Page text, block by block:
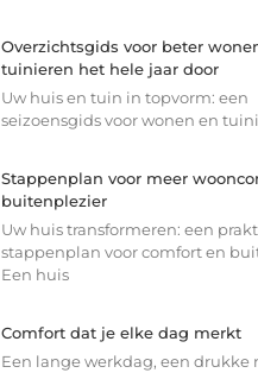
Overzichtsgids voor beter
tuinieren het hele jaar door
Uw huis en tuin in topvorm: een
seizoensgids voor wonen en
Stappenplan voor meer
buitenplezier
Uw huis transformeren: een
stappenplan voor comfort en
Een huis
Comfort dat je elke dag merkt
Een lange werkdag, een drukke